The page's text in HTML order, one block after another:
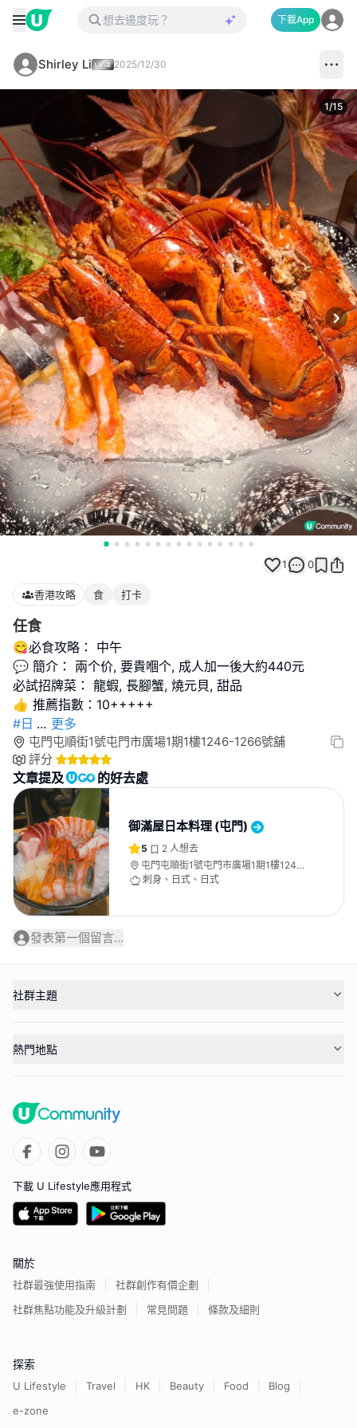
下載App
Shirley Li 2025/12/30
1/15
1 0
香港攻略 食 打卡
任食
😋必食攻略： 中午
💬 簡介： 兩个价, 要貴嗰个, 成人加一後大約440元
必試招牌菜： 龍蝦, 長腳蟹, 燒元貝, 甜品
#日 ... 更多
屯門屯順街1號屯門市廣場1期1樓1246-1266號舖
評分
文章提及 的好去處
御滿屋日本料理 (屯門)
5 2 人想去
屯門屯順街1號屯門市廣場1期1樓1246-
1266號舖
刺身、日式、日式
發表第一個留言...
社群主題
熱門地點
下載 U Lifestyle應用程式
關於
社群最強使用指南
社群創作有價企劃
社群焦點功能及升級計劃
常見問題 條款及細則
探索
U Lifestyle Travel HK Beauty Food
Blog
e-zone